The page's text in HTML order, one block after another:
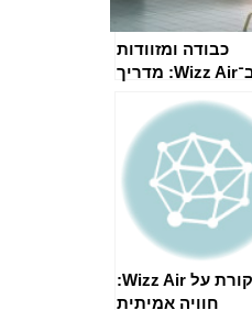
כבודה ומזוודות
ב־Wizz Air: מדריך
ביקורת על Wizz Air:
חוויה אמיתית